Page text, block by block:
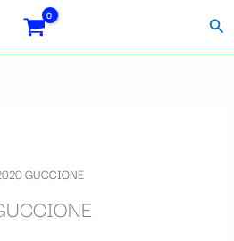
GUCCIONE